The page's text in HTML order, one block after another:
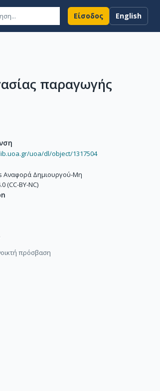
Είσοδος English
παραγωγής
uoa/dl/object/1317504
Αναφορά Δημιουργού-Μη
(CC-BY-NC)
πρόσβαση